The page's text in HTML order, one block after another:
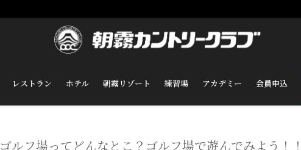
レストラン ホテル 朝霧リゾート 練習場 アカデミー 会員申込
ゴルフ場ってどんなとこ？ゴルフ場で遊んでみよう